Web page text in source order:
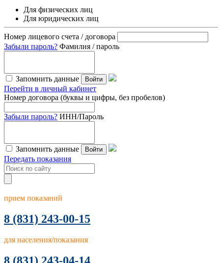
Для физических лиц
Для юридических лиц
Номер лицевого счета / договора
Забыли пароль? Фамилия / пароль
Запомнить данные Войти
Перейти в личный кабинет
Номер договора (буквы и цифры, без пробелов)
Забыли пароль? ИНН/Пароль
Запомнить данные Войти
Передать показания
прием показаний
8 (831) 243-00-15
для населения/показания
8 (831) 243-04-14